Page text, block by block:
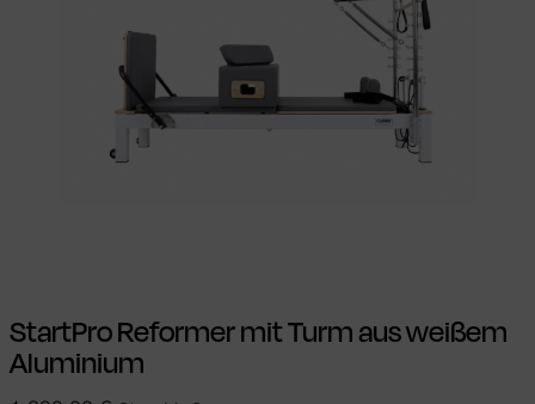
StartPro Reformer mit Turm aus weißem
Aluminium